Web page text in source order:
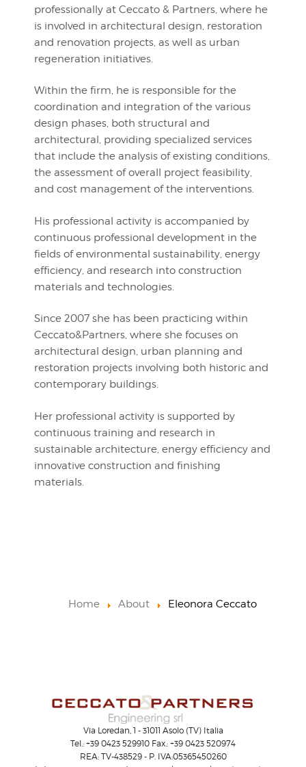
professionally at Ceccato & Partners, where he
is involved in architectural design, restoration
and renovation projects, as well as urban
regeneration initiatives.
Within the firm, he is responsible for the
coordination and integration of the various
design phases, both structural and
architectural, providing specialized services
that include the analysis of existing conditions,
the assessment of overall project feasibility,
and cost management of the interventions.
His professional activity is accompanied by
continuous professional development in the
fields of environmental sustainability, energy
efficiency, and research into construction
materials and technologies.
Since 2007 she has been practicing within
Ceccato&Partners, where she focuses on
architectural design, urban planning and
restoration projects involving both historic and
contemporary buildings.
Her professional activity is supported by
continuous training and research in
sustainable architecture, energy efficiency and
innovative construction and finishing
materials.
Home About Eleonora Ceccato
Via Loredan, 1 - 31011 Asolo (TV) Italia
Tel.: +39 0423 529910 Fax.: +39 0423 520974
REA: TV-438529 - P. IVA:05365450260